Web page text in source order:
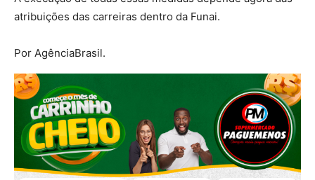
atribuições das carreiras dentro da Funai.
Por AgênciaBrasil.